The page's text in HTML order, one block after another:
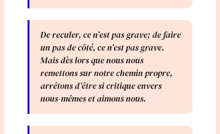
De reculer, ce n’est pas grave; de faire
un pas de côté, ce n’est pas grave.
Mais dès lors que nous nous
remettons sur notre chemin propre,
arrêtons d’être si critique envers
nous-mêmes et aimons nous.